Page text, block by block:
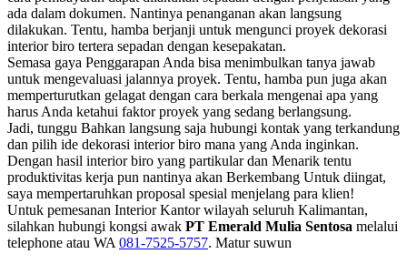
ada dalam dokumen. Nantinya penanganan akan langsung
dilakukan. Tentu, hamba berjanji untuk mengunci proyek dekorasi
interior biro tertera sepadan dengan kesepakatan.
Semasa gaya Penggarapan Anda bisa menimbulkan tanya jawab
untuk mengevaluasi jalannya proyek. Tentu, hamba pun juga akan
memperturutkan gelagat dengan cara berkala mengenai apa yang
harus Anda ketahui faktor proyek yang sedang berlangsung.
Jadi, tunggu Bahkan langsung saja hubungi kontak yang terkandung
dan pilih ide dekorasi interior biro mana yang Anda inginkan.
Dengan hasil interior biro yang partikular dan Menarik tentu
produktivitas kerja pun nantinya akan Berkembang Untuk diingat,
saya mempertaruhkan proposal spesial menjelang para klien!
Untuk pemesanan Interior Kantor wilayah seluruh Kalimantan,
silahkan hubungi kongsi awak PT Emerald Mulia Sentosa melalui
telephone atau WA 081-7525-5757. Matur suwun